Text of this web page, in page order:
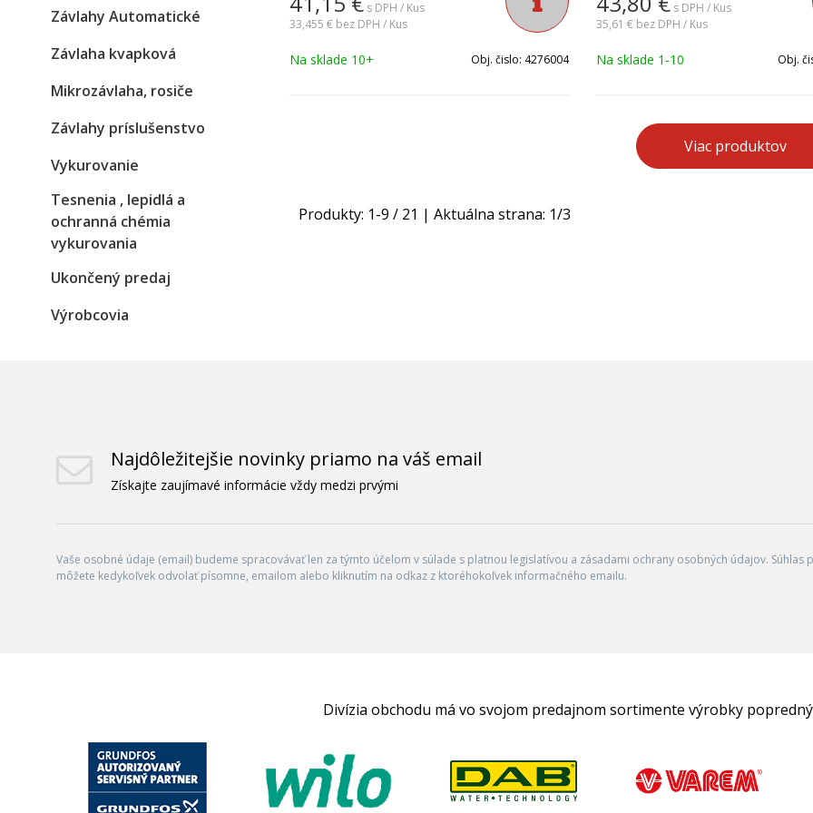
nerezovej ocele AISI304. Nádoba je vhodná pre
systémy rozvodu teplej úžitkovej vody TUV
z výroby na 0,35MPa.
s DPH / Kus
33,455 € bez DPH / Kus
Na sklade 10+ Obj. čislo: 4276004
Príruba je z nerezovej ocele
vhodná pre systémy rozvodu teplej
pretlačená z výroby na 0,35MPa.
s DPH / Kus
35,61 € bez DPH / Kus
Na sklade 1-10 Obj.
Viac produktov
Produkty: 1-9 / 21 | Aktuálna strana: 1/3
Závlahy Automatické
Závlaha kvapková
Mikrozávlaha, rosiče
Závlahy príslušenstvo
Vykurovanie
Tesnenia , lepidlá a
ochranná chémia
vykurovania
Ukončený predaj
Výrobcovia
Najdôležitejšie novinky priamo na váš email
Získajte zaujímavé informácie vždy medzi prvými
Vaše osobné údaje (email) budeme spracovávať len za týmto účelom v súlade s platnou legislatívou a zásadami ochrany osobných údajov.
môžete kedykoľvek odvolať písomne, emailom alebo kliknutím na odkaz z ktoréhokoľvek informačného emailu.
Divízia obchodu má vo svojom predajnom sortimente výrobky